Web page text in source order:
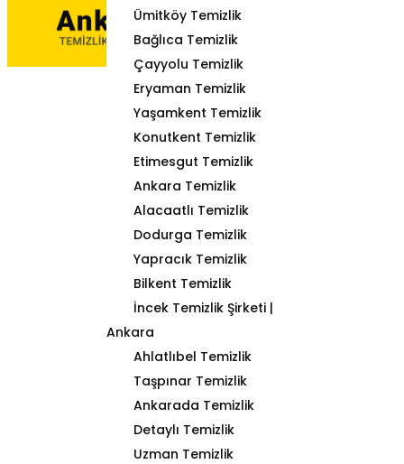
Ümitköy Temizlik
Bağlıca Temizlik
Çayyolu Temizlik
Eryaman Temizlik
Yaşamkent Temizlik
Konutkent Temizlik
Etimesgut Temizlik
Ankara Temizlik
Alacaatlı Temizlik
Dodurga Temizlik
Yapracık Temizlik
Bilkent Temizlik
İncek Temizlik Şirketi |
Ankara
Ahlatlıbel Temizlik
Taşpınar Temizlik
Ankarada Temizlik
Detaylı Temizlik
Uzman Temizlik